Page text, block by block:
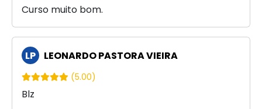
Curso muito bom.
LP LEONARDO PASTORA VIEIRA
(5.00)
Blz